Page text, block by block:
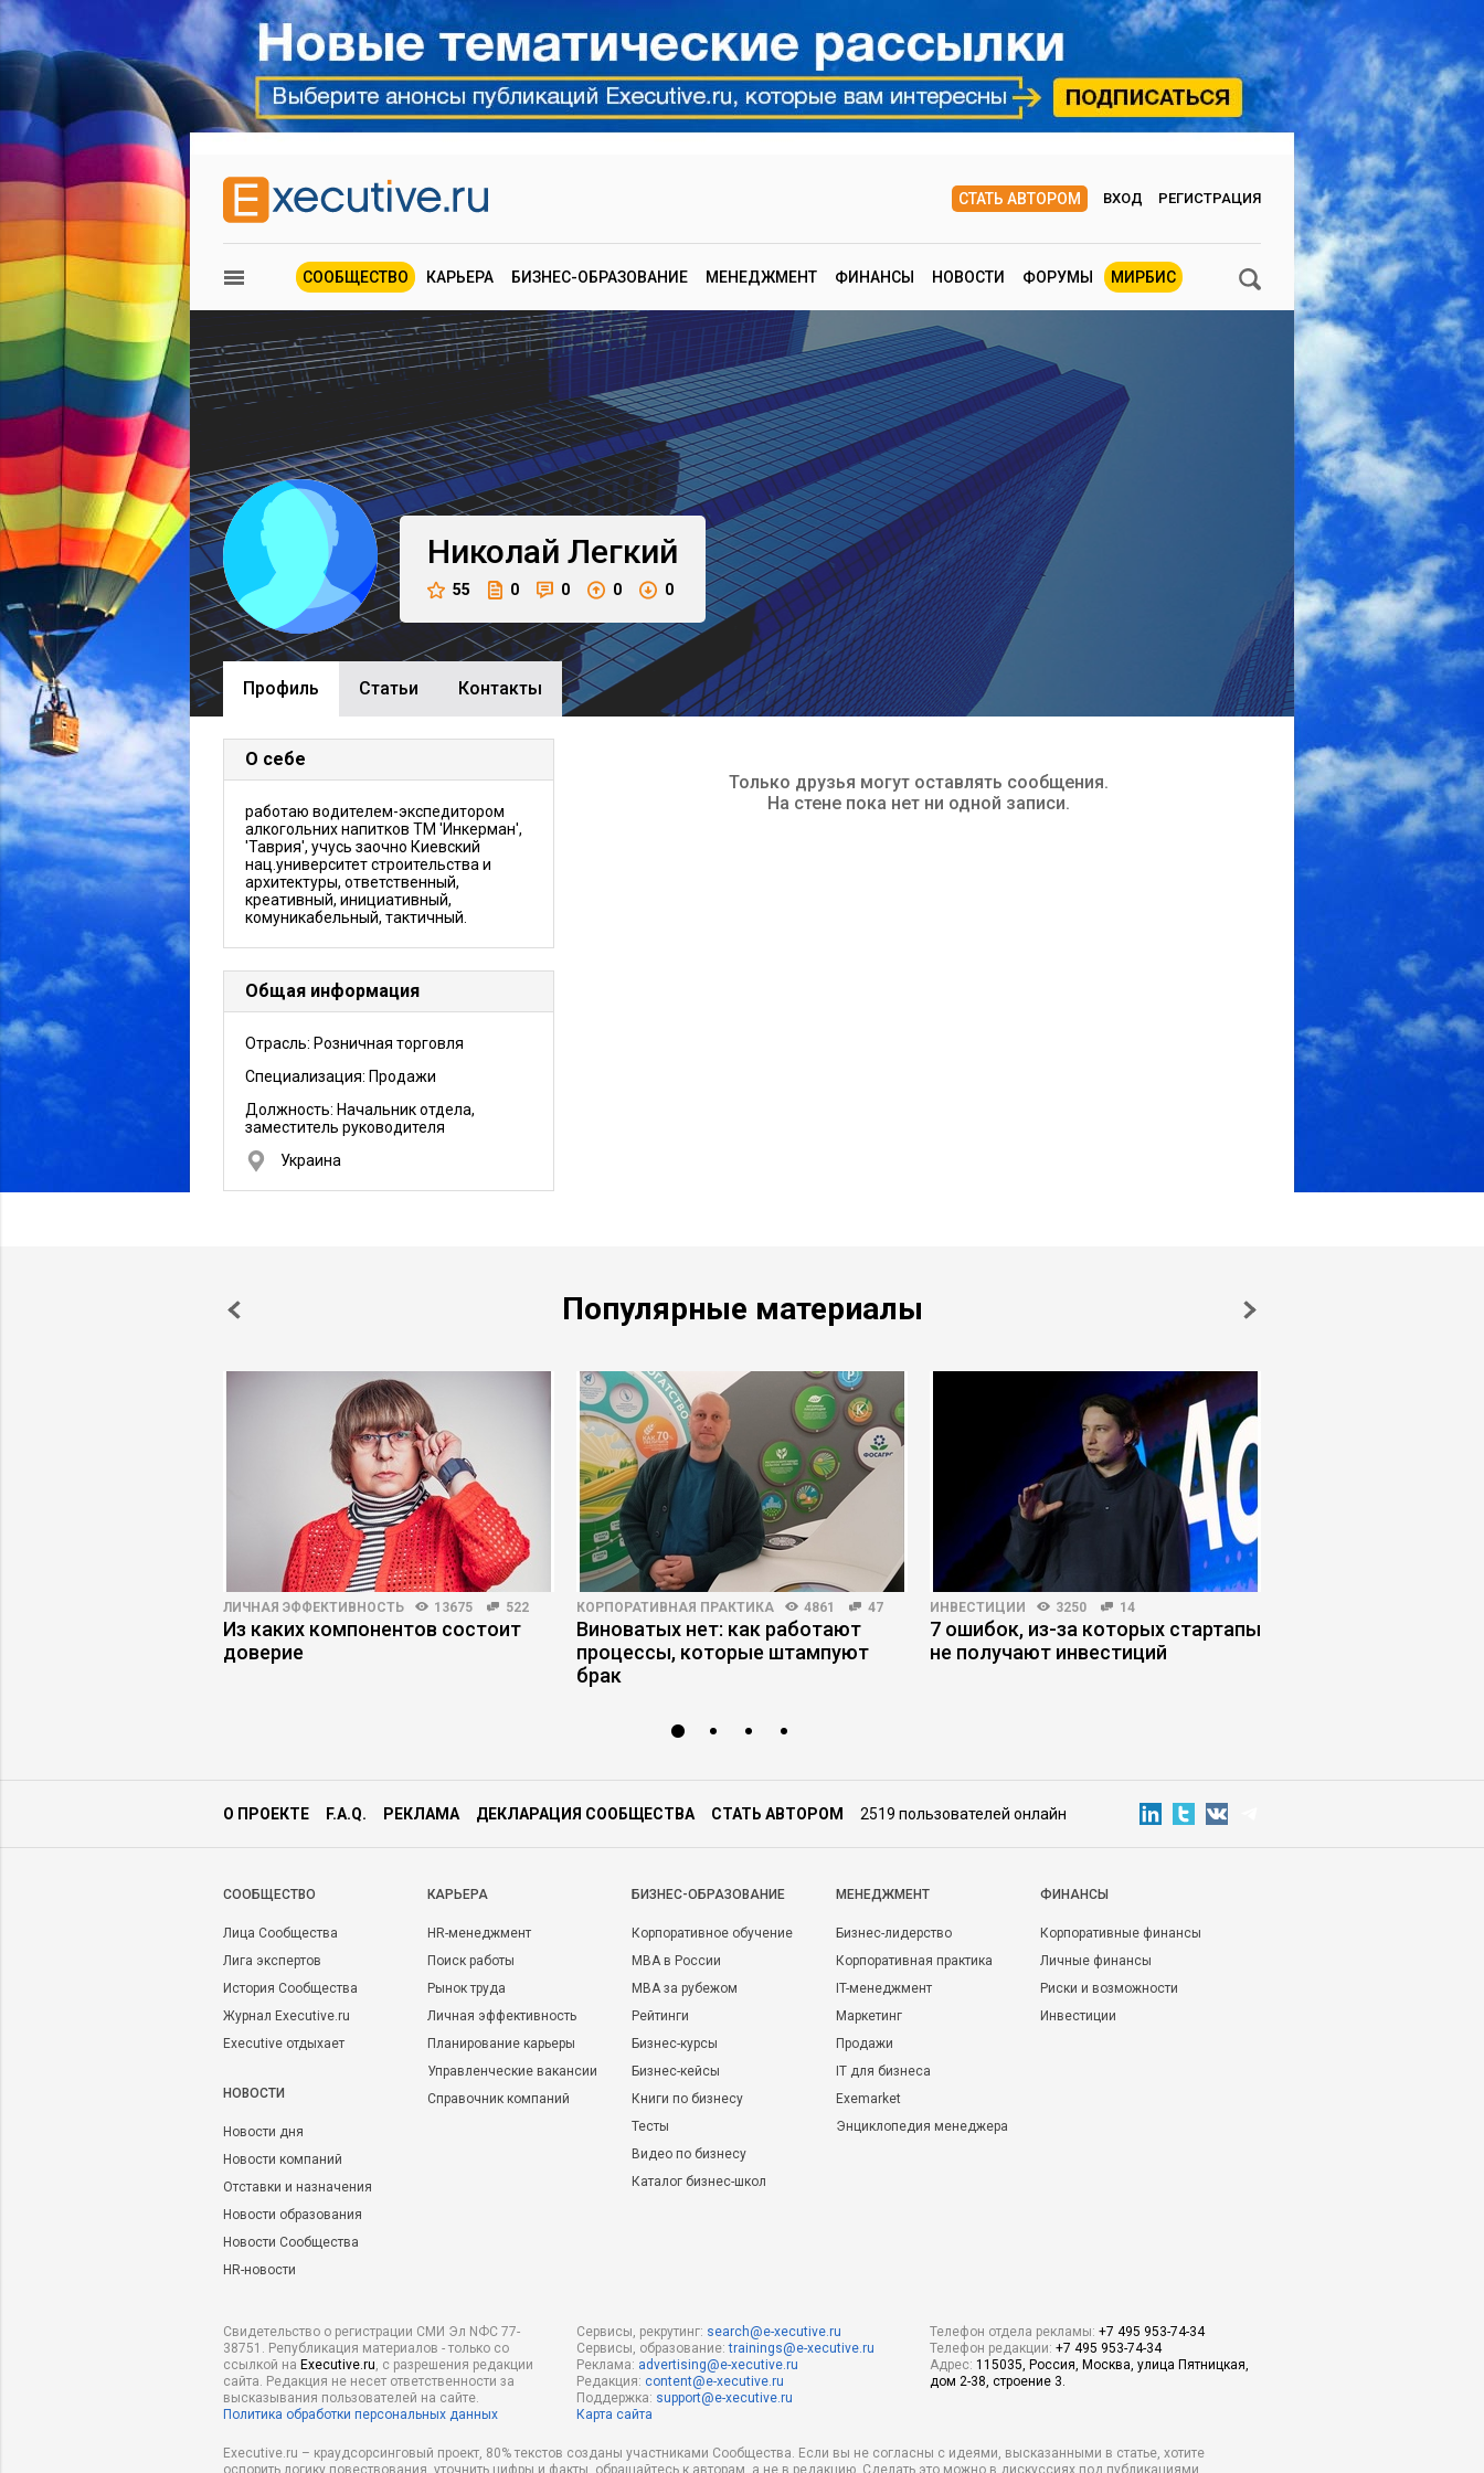
СТАТЬ АВТОРОМ ВХОД РЕГИСТРАЦИЯ
СООБЩЕСТВО КАРЬЕРА БИЗНЕС-ОБРАЗОВАНИЕ МЕНЕДЖМЕНТ ФИНАНСЫ НОВОСТИ ФОРУМЫ МИРБИС
Николай Легкий
55 0 0 0 0
Профиль Cтатьи Контакты
О себе
работаю водителем-экспедитором
алкогольних напитков ТМ 'Инкерман',
'Таврия', учусь заочно Киевский
нац.университет строительства и
архитектуры, ответственный,
креативный, инициативный,
комуникабельный, тактичный.
Общая информация
Отрасль: Розничная торговля
Специализация: Продажи
Должность: Начальник отдела,
заместитель руководителя
Украина
Только друзья могут оставлять сообщения.
На стене пока нет ни одной записи.
Популярные материалы
ЛИЧНАЯ ЭФФЕКТИВНОСТЬ 13675 522
Из каких компонентов состоит
доверие
КОРПОРАТИВНАЯ ПРАКТИКА 4861 47
Виноватых нет: как работают
процессы, которые штампуют
брак
ИНВЕСТИЦИИ 3250 14
7 ошибок, из-за которых стартапы
не получают инвестиций
О ПРОЕКТЕ F.A.Q. РЕКЛАМА ДЕКЛАРАЦИЯ СООБЩЕСТВА СТАТЬ АВТОРОМ 2519 пользователей онлайн
CООБЩЕСТВО
Лица Сообщества
Лига экспертов
История Сообщества
Журнал Executive.ru
Executive отдыхает
НОВОСТИ
Новости дня
Новости компаний
Отставки и назначения
Новости образования
Новости Сообщества
HR-новости
КАРЬЕРА
HR-менеджмент
Поиск работы
Рынок труда
Личная эффективность
Планирование карьеры
Управленческие вакансии
Справочник компаний
БИЗНЕС-ОБРАЗОВАНИЕ
Корпоративное обучение
MBA в России
MBA за рубежом
Рейтинги
Бизнес-курсы
Бизнес-кейсы
Книги по бизнесу
Тесты
Видео по бизнесу
Каталог бизнес-школ
МЕНЕДЖМЕНТ
Бизнес-лидерство
Корпоративная практика
IT-менеджмент
Маркетинг
Продажи
IT для бизнеса
Exemarket
Энциклопедия менеджера
ФИНАНСЫ
Корпоративные финансы
Личные финансы
Риски и возможности
Инвестиции
Свидетельство о регистрации СМИ Эл NФС 77-
38751. Републикация материалов - только со
ссылкой на Executive.ru, с разрешения редакции
сайта. Редакция не несет ответственности за
высказывания пользователей на сайте.
Политика обработки персональных данных
Сервисы, рекрутинг: search@e-xecutive.ru
Сервисы, образование:trainings@e-xecutive.ru
Реклама: advertising@e-xecutive.ru
Редакция: content@e-xecutive.ru
Поддержка: support@e-xecutive.ru
Карта сайта
Телефон отдела рекламы: +7 495 953-74-34
Телефон редакции: +7 495 953-74-34
Адрес: 115035, Россия, Москва, улица Пятницкая,
дом 2-38, строение 3.
Executive.ru – краудсорсинговый проект, 80% текстов созданы участниками Сообщества. Если вы не согласны с идеями, высказанными в статье, хотите
оспорить логику повествования, уточнить цифры и факты, обращайтесь к авторам, а не в редакцию. Сделать это можно в дискуссиях под публикациями.